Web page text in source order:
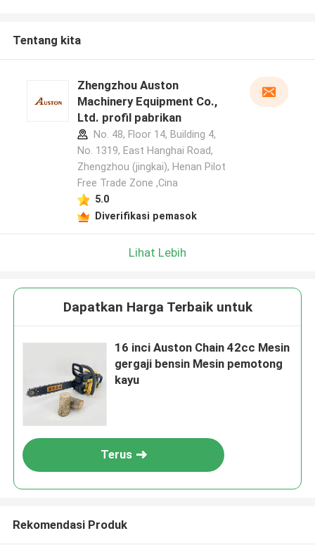
Tentang kita
Zhengzhou Auston
Machinery Equipment Co.,
Ltd. profil pabrikan
No. 48, Floor 14, Building 4,
No. 1319, East Hanghai Road,
Zhengzhou (jingkai), Henan Pilot
Free Trade Zone ,Cina
5.0
Diverifikasi pemasok
Lihat Lebih
Dapatkan Harga Terbaik untuk
16 inci Auston Chain 42cc Mesin
gergaji bensin Mesin pemotong
kayu
Terus
Rekomendasi Produk